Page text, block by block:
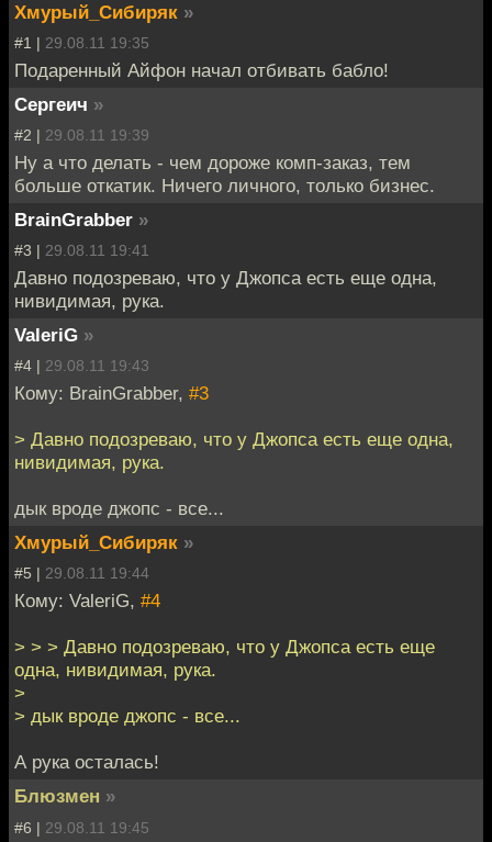
Хмурый_Сибиряк »
#1 | 29.08.11 19:35
Подаренный Айфон начал отбивать бабло!
Сергеич »
#2 | 29.08.11 19:39
Ну а что делать - чем дороже комп-заказ, тем
больше откатик. Ничего личного, только бизнес.
BrainGrabber »
#3 | 29.08.11 19:41
Давно подозреваю, что у Джопса есть еще одна,
нивидимая, рука.
ValeriG »
#4 | 29.08.11 19:43
Кому: BrainGrabber, #3
> Давно подозреваю, что у Джопса есть еще одна,
нивидимая, рука.
дык вроде джопс - все...
Хмурый_Сибиряк »
#5 | 29.08.11 19:44
Кому: ValeriG, #4
> > > Давно подозреваю, что у Джопса есть еще
одна, нивидимая, рука.
>
> дык вроде джопс - все...
А рука осталась!
Блюзмен »
#6 | 29.08.11 19:45